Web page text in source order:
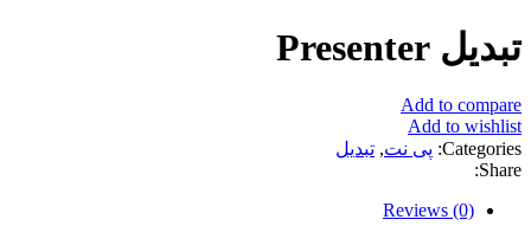
تبدیل Presenter
Add to compare
Add to wishlist
Categories: پی نت, تبدیل
Share:
Reviews (0)